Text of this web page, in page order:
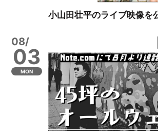
小山田壮平のライブ映像を
08/
03
MON